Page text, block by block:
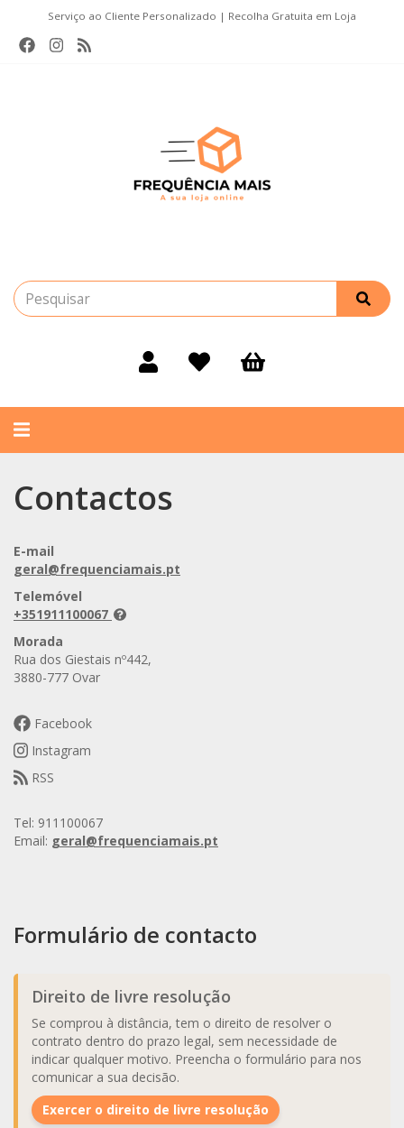
Serviço ao Cliente Personalizado | Recolha Gratuita em Loja
Alternar
Contactos
E-mail
geral@frequenciamais.pt
Telemóvel
+351911100067
Morada
Rua dos Giestais nº442,
3880-777 Ovar
Facebook
Instagram
RSS
Tel: 911100067
Email: geral@frequenciamais.pt
Formulário de contacto
Direito de livre resolução
Se comprou à distância, tem o direito de resolver o
contrato dentro do prazo legal, sem necessidade de
indicar qualquer motivo. Preencha o formulário para nos
comunicar a sua decisão.
Exercer o direito de livre resolução